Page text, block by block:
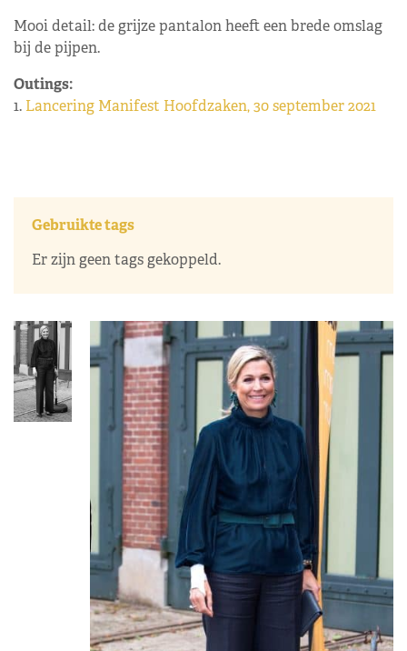
Mooi detail: de grijze pantalon heeft een brede omslag
bij de pijpen.
Outings:
1. Lancering Manifest Hoofdzaken, 30 september 2021
Gebruikte tags
Er zijn geen tags gekoppeld.